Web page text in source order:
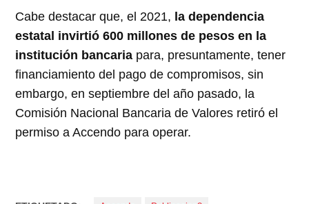
Cabe destacar que, el 2021, la dependencia
estatal invirtió 600 millones de pesos en la
institución bancaria para, presuntamente, tener
financiamiento del pago de compromisos, sin
embargo, en septiembre del año pasado, la
Comisión Nacional Bancaria de Valores retiró el
permiso a Accendo para operar.